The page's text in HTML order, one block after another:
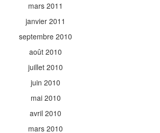
mars 2011
janvier 2011
septembre 2010
août 2010
juillet 2010
juin 2010
mai 2010
avril 2010
mars 2010